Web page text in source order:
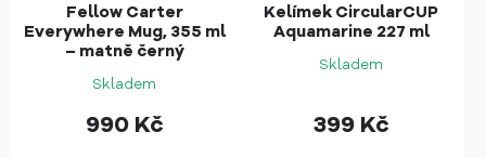
Fellow Carter
Everywhere Mug, 355 ml
– matně černý
Skladem
990 Kč
Kelímek CircularCUP
Aquamarine 227 ml
Skladem
399 Kč